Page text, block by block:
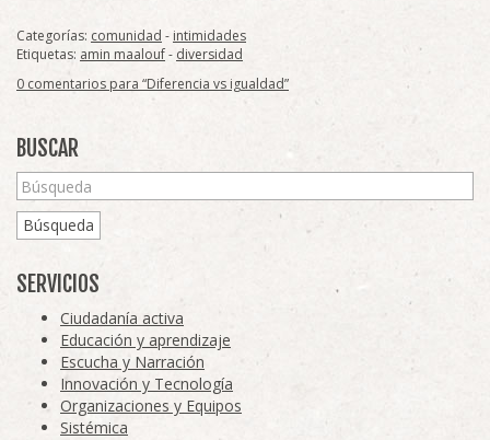
Categorías: comunidad - intimidades
Etiquetas: amin maalouf- diversidad
0 comentarios para “Diferencia vs igualdad”
BUSCAR
Búsqueda
SERVICIOS
Ciudadanía activa
Educación y aprendizaje
Escucha y Narración
Innovación y Tecnología
Organizaciones y Equipos
Sistémica